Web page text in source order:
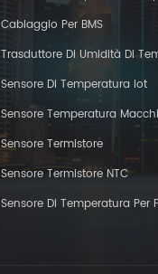
Cablaggio Per BMS
Trasduttore Di Umidità Di
Sensore Di Temperatura Iot
Sensore Temperatura
Sensore Termistore
Sensore Termistore NTC
Sensore Di Temperatura Per